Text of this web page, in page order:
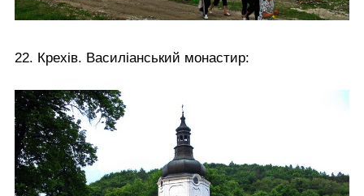
22. Крехів. Василіанський монастир: